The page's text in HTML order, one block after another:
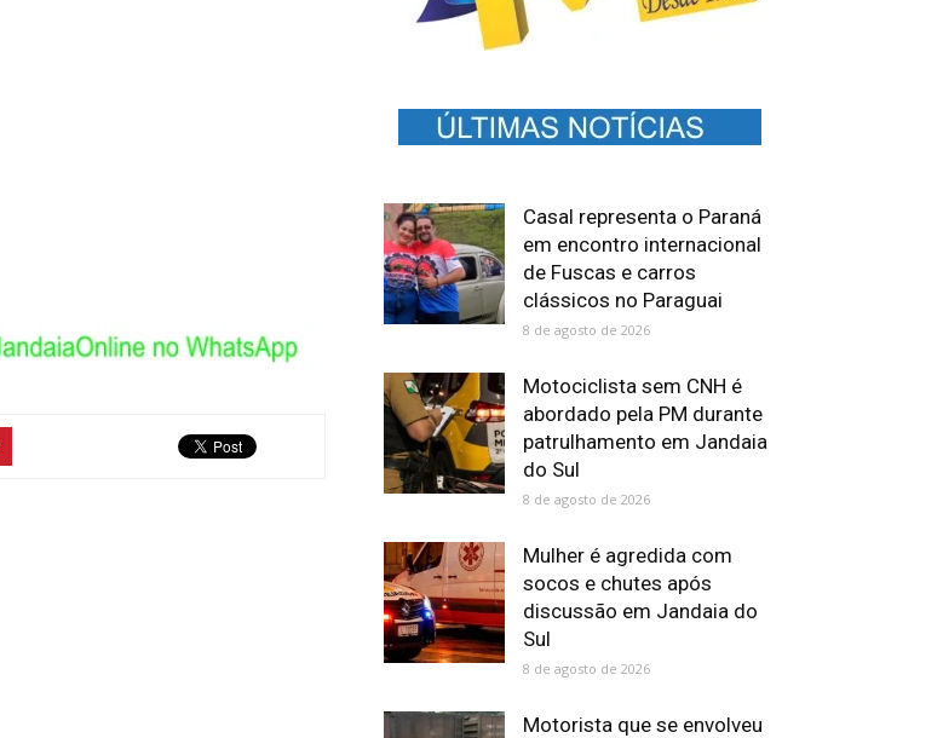
Casal representa o Paraná
em encontro internacional
de Fuscas e carros
clássicos no Paraguai
8 de agosto de 2026
Motociclista sem CNH é
abordado pela PM durante
patrulhamento em Jandaia
do Sul
8 de agosto de 2026
Mulher é agredida com
socos e chutes após
discussão em Jandaia do
Sul
8 de agosto de 2026
Motorista que se envolveu